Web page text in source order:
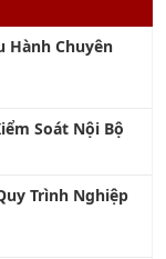
Hành Chuyên
Soát Nội Bộ
Trình Nghiệp